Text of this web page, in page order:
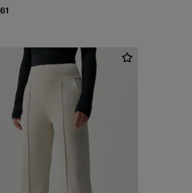
EUR 43,61